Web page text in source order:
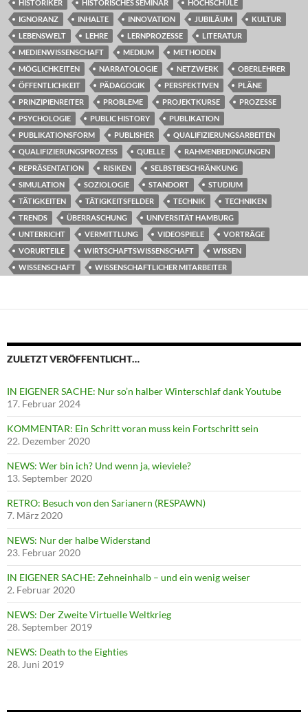
HISTORIKER
HISTORISCHES SEMINAR
HOCHSCHULE
IGNORANZ
INHALTE INNOVATION JUBILÄUM
KULTUR
LEBENSWELT
LEHRE LERNPROZESSE
LITERATUR
MEDIENWISSENSCHAFT
MEDIUM
METHODEN
MÖGLICHKEITEN
NARRATOLOGIE NETZWERK
OBERLEHRER
ÖFFENTLICHKEIT
PÄDAGOGIK PERSPEKTIVEN
PLÄNE
PRINZIPIENREITER
PROBLEME PROJEKTKURSE
PROZESSE
PSYCHOLOGIE
PUBLIC HISTORY
PUBLIKATION
PUBLIKATIONSFORM
PUBLISHER
QUALIFIZIERUNGSARBEITEN
QUALIFIZIERUNGSPROZESS
QUELLE
RAHMENBEDINGUNGEN
REPRÄSENTATION
RISIKEN
SELBSTBESCHRÄNKUNG
SIMULATION
SOZIOLOGIE STANDORT
STUDIUM
TÄTIGKEITEN
TÄTIGKEITSFELDER TECHNIK
TECHNIKEN
TRENDS
ÜBERRASCHUNG
UNIVERSITÄT HAMBURG
UNTERRICHT
VERMITTLUNG VIDEOSPIELE
VORTRÄGE
VORURTEILE
WIRTSCHAFTSWISSENSCHAFT
WISSEN
WISSENSCHAFT
WISSENSCHAFTLICHER MITARBEITER
ZULETZT VERÖFFENTLICHT…
IN EIGENER SACHE: Nur so’n halber Winterschlaf dank Youtube
17. Februar 2024
KOMMENTAR: Ein Schritt voran muss kein Fortschritt sein
22. Dezember 2020
NEWS: Wer bin ich? Und wenn ja, wieviele?
13. September 2020
RETRO: Besuch von den Sarianern (RESPAWN)
7. März 2020
NEWS: Nur der halbe Widerstand
23. Februar 2020
IN EIGENER SACHE: Zehneinhalb – und ein wenig weiser
2. Februar 2020
NEWS: Der Zweite Virtuelle Weltkrieg
28. September 2019
NEWS: Death to the Eighties
28. Juni 2019